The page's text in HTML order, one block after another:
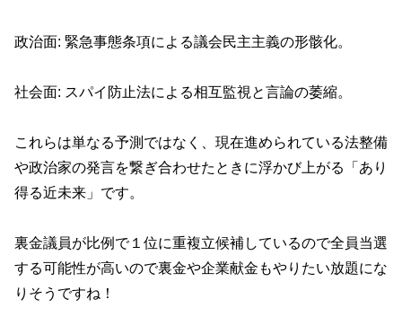
政治面: 緊急事態条項による議会民主主義の形骸化。
社会面: スパイ防止法による相互監視と言論の萎縮。
これらは単なる予測ではなく、現在進められている法整備
や政治家の発言を繋ぎ合わせたときに浮かび上がる「あり
得る近未来」です。
裏金議員が比例で１位に重複立候補しているので全員当選
する可能性が高いので裏金や企業献金もやりたい放題にな
りそうですね！